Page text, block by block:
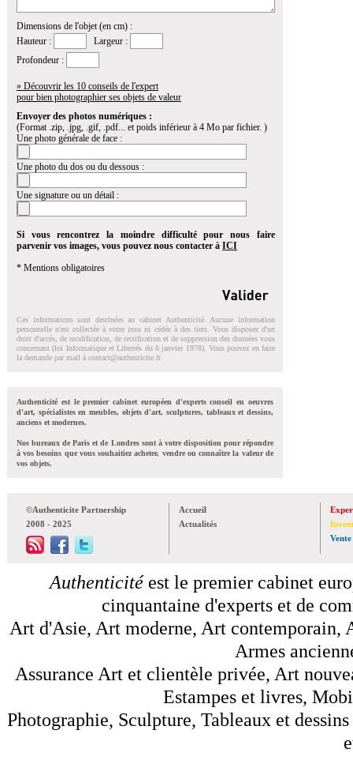
Dimensions de l'objet (en cm) :
Hauteur :
Largeur :
Profondeur :
» Découvrir les 10 conseils de l'expert
pour bien photographier ses objets de valeur
Envoyer des photos numériques :
(Format .zip, .jpg, .gif, .pdf... et poids inférieur à 4 Mo par fichier. )
Une photo générale de face :
Une photo du dos ou du dessous :
Une signature ou un détail :
Si vous rencontrez la moindre difficulté pour nous faire
parvenir vos images, vous pouvez nous contacter à ICI
* Mentions obligatoires
Ces informations sont destinées au cabinet Authenticité. Aucune information
personnelle n'est collectée à votre insu ni cédée à des tiers. Vous disposez d'un
droit d'accés, de modification, de rectification et de suppression des données vous
concernant (loi Informatique et Libertés du 6 janvier 1978). Vous pouvez en faire
la demande par mail à contact@authenticite.fr.
Authenticité est le premier cabinet européen d'experts conseil en oeuvres
d'art, spécialistes en meubles, objets d'art, sculptures, tableaux et dessins,
anciens et modernes.
Nos bureaux de Paris et de Londres sont à votre disposition pour répondre
à vos besoins que vous souhaitiez acheter, vendre ou connaître la valeur de
vos objets.
©Authenticite Partnership
2008 - 2025
Accueil
Actualités
Vente
Authenticitéest le premier cabinet
cinquantaine d'experts et de
Art d'Asie, Art moderne, Art contemporain,
Armes
Assurance Art et clientèle privée, Art
Estampes et livres,
Photographie, Sculpture, Tableaux et